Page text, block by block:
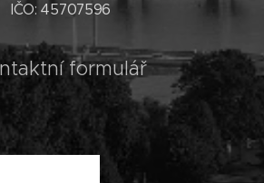
IČO: 45707596
formulář